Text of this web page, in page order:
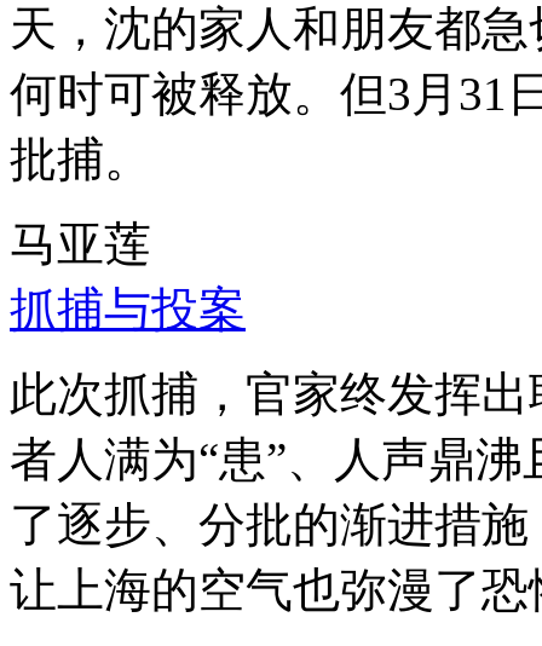
天，沈的家人和朋友都
何时可被释放。但3月31
批捕。
马亚莲
抓捕与投案
此次抓捕，官家终发挥
者人满为“患”、人声鼎
了逐步、分批的渐进措
让上海的空气也弥漫了